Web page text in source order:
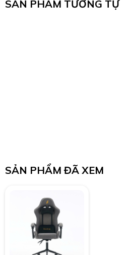
SẢN PHẨM TƯƠNG TỰ
SẢN PHẨM ĐÃ XEM